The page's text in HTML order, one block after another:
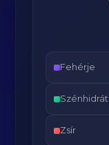
Fehérje
Szénhidrát
Zsír